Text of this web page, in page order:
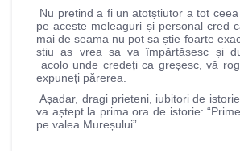
Nu pretind a fi un atotștiutor a tot
pe aceste meleaguri și personal cred
mai de seama nu pot sa știe foarte
știu as vrea sa va împărtășesc și
acolo unde credeți ca greșesc, vă
expuneți părerea.
Așadar, dragi prieteni, iubitori de
va aștept la prima ora de istorie:
pe valea Mureșului”